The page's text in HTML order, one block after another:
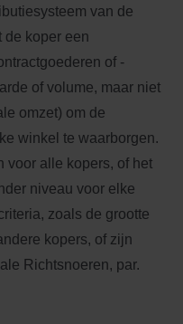
van de
de koper een
of -
of volume, maar niet
omzet) om de
winkel te waarborgen.
voor alle kopers, of het
niveau voor elke
zoals de grootte
kopers, of zijn
Richtsnoeren, par.